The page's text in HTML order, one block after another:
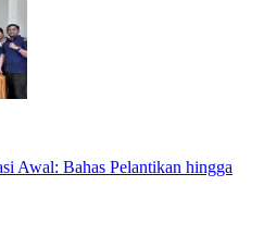
Awal: Bahas Pelantikan hingga